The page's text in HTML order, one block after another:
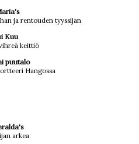
ja rentouden tyyssijan
Kuu
keittiö
puutalo
Hangossa
arkea